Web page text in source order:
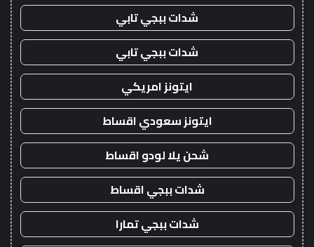
شدات ببجي تابي
شدات ببجي تابي
ايتونز امريكي
ايتونز سعودي اقساط
شحن يلا لودو اقساط
شدات ببجي اقساط
شدات ببجي تمارا